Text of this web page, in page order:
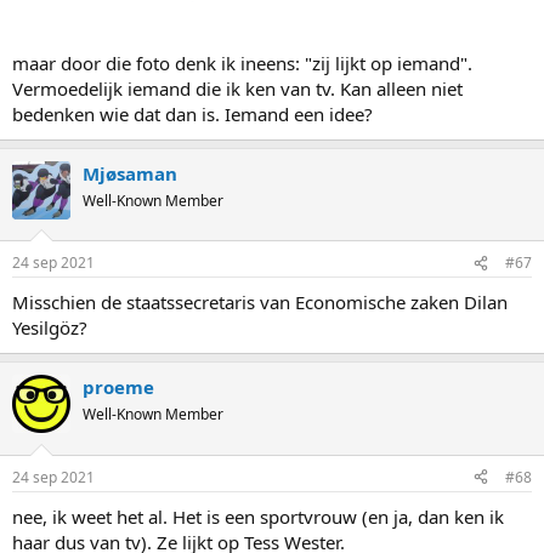
maar door die foto denk ik ineens: "zij lijkt op iemand".
Vermoedelijk iemand die ik ken van tv. Kan alleen niet
bedenken wie dat dan is. Iemand een idee?
Mjøsaman
Well-Known Member
24 sep 2021 #67
Misschien de staatssecretaris van Economische zaken Dilan
Yesilgöz?
proeme
Well-Known Member
24 sep 2021 #68
nee, ik weet het al. Het is een sportvrouw (en ja, dan ken ik
haar dus van tv). Ze lijkt op Tess Wester.